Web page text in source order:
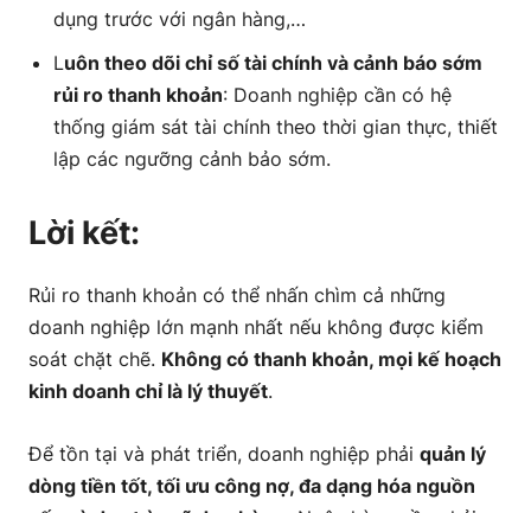
dụng trước với ngân hàng,…
Luôn theo dõi chỉ số tài chính và cảnh báo sớm
rủi ro thanh khoản: Doanh nghiệp cần có hệ
thống giám sát tài chính theo thời gian thực, thiết
lập các ngưỡng cảnh bảo sớm.
Lời kết:
Rủi ro thanh khoản có thể nhấn chìm cả những
doanh nghiệp lớn mạnh nhất nếu không được kiểm
soát chặt chẽ. Không có thanh khoản, mọi kế hoạch
kinh doanh chỉ là lý thuyết.
Để tồn tại và phát triển, doanh nghiệp phải quản lý
dòng tiền tốt, tối ưu công nợ, đa dạng hóa nguồn